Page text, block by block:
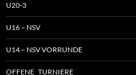
U20-3
U16 – NSV
U14 – NSV VORRUNDE
OFFENE TURNIERE